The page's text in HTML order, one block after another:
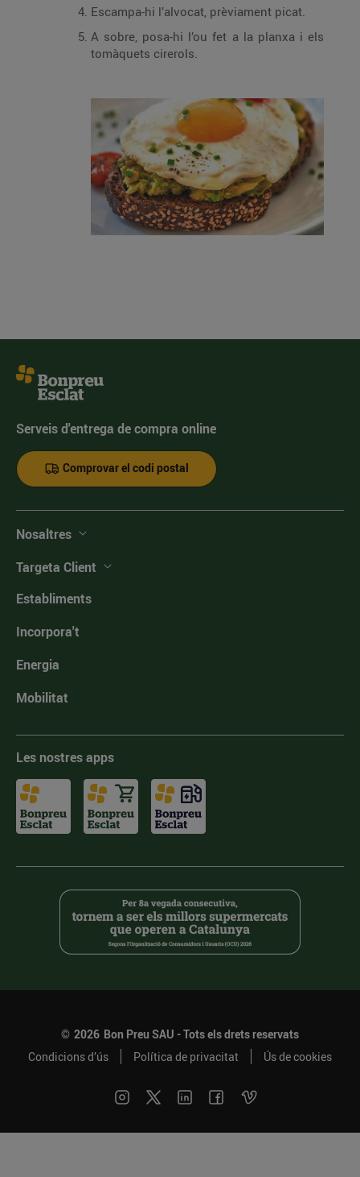
Escampa-hi l’alvocat, prèviament picat.
A sobre, posa-hi l’ou fet a la planxa i els
tomàquets cirerols.
Serveis d'entrega de compra online
Comprovar el codi postal
Nosaltres
Targeta Client
Establiments
Incorpora't
Energia
Mobilitat
Les nostres apps
© 2026 Bon Preu SAU - Tots els drets reservats
Condicions d’ús
Política de privacitat Ús de cookies